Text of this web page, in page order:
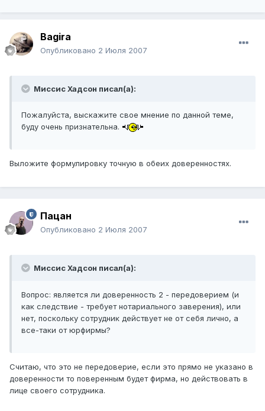
Bagira
Опубликовано 2 Июля 2007
Миссис Хадсон писал(а):
Пожалуйста, выскажите свое мнение по данной теме,
буду очень признательна.
Выложите формулировку точную в обеих доверенностях.
Пацан
Опубликовано 2 Июля 2007
Миссис Хадсон писал(а):
Вопрос: является ли доверенность 2 - передоверием (и
как следствие - требует нотариального заверения), или
нет, поскольку сотрудник действует не от себя лично, а
все-таки от юрфирмы?
Считаю, что это не передоверие, если это прямо не указано в
доверенности то поверенным будет фирма, но действовать в
лице своего сотрудника.